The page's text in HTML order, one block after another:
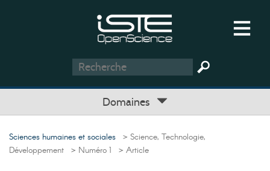
Domaines
Sciences humaines et sociales > Science, Technologie,
Développement > Numéro 1 > Article